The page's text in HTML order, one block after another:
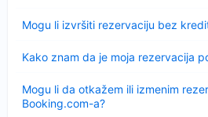
Mogu li izvršiti rezervaciju bez
Kako znam da je moja rezervacija
Mogu li da otkažem ili izmenim
Booking.com-a?